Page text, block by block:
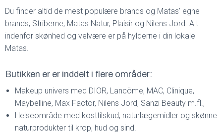
Du finder altid de mest populære brands og Matas' egne
brands; Striberne, Matas Natur, Plaisir og Nilens Jord. Alt
indenfor skønhed og velvære er på hylderne i din lokale
Matas.
Butikken er er inddelt i flere områder:
Makeup univers med DIOR, Lancöme, MAC, Clinique,
Maybelline, Max Factor, Nilens Jord, Sanzi Beauty m.fl.,
Helseområde med kosttilskud, naturlægemidler og skønne
naturprodukter til krop, hud og sind.